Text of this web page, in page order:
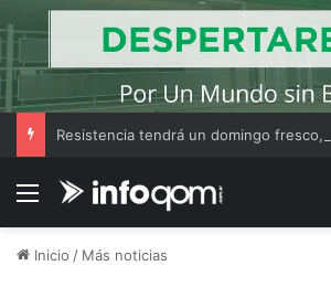
Menú
Inicio / Más noticias